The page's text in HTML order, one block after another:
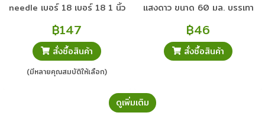
needle เบอร์ 18 เบอร์ 18 1 นิ้ว
฿147
สั่งซื้อสินค้า
(มีหลายคุณสมบัติให้เลือก)
แสงดาว ขนาด 60 มล. บรรเทา
อาการ ไอ เสมหะ
฿46
สั่งซื้อสินค้า
ดูเพิ่มเติม